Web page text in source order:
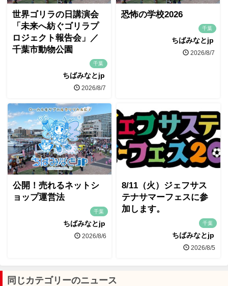
世界ゴリラの日講演会
「未来へ紡ぐゴリラプ
ロジェクト報告会」／
千葉市動物公園
千葉
ちばみなとjp
2026/8/7
恐怖の学校2026
千葉
ちばみなとjp
2026/8/7
公開！売れるネットシ
ョップ運営法
千葉
ちばみなとjp
2026/8/6
8/11（火）ジェフサス
テナサマーフェスに参
加します。
千葉
ちばみなとjp
2026/8/5
同じカテゴリーのニュース